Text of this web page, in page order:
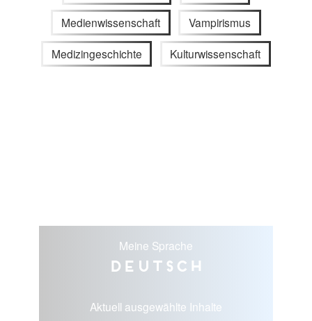
Medienwissenschaft Vampirismus
Medizingeschichte Kulturwissenschaft
Meine Sprache
Deutsch
Aktuell ausgewählte Inhalte